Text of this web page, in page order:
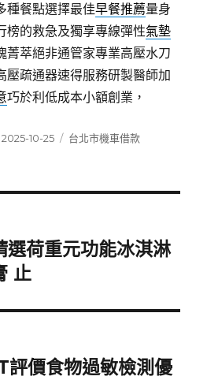
種餐點選擇最佳早餐推薦量身
榜的救急及獨享專線彈性氣墊
菁萃絕非通管家專業高壓水刀
壓疏通器速得服務研製醫師加
巧於利低成本小額創業，
發
2025-10-25
分
台北市機車借款
選荷重元功能冰淇淋
止
評價食物過敏檢測優